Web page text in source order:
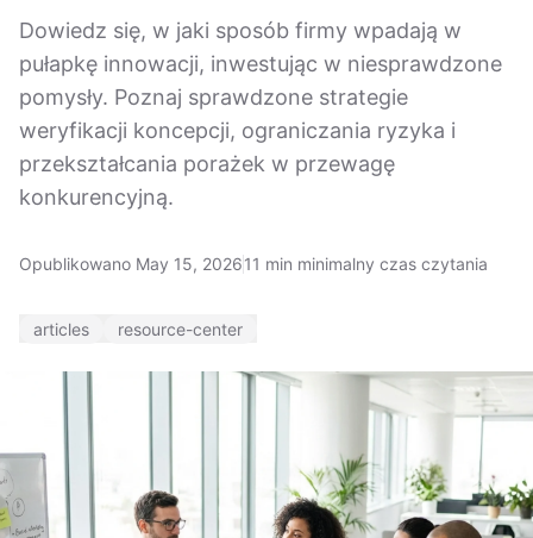
Dowiedz się, w jaki sposób firmy wpadają w
pułapkę innowacji, inwestując w niesprawdzone
pomysły. Poznaj sprawdzone strategie
weryfikacji koncepcji, ograniczania ryzyka i
przekształcania porażek w przewagę
konkurencyjną.
Opublikowano May 15, 202611 min minimalny czas czytania
articles resource-center